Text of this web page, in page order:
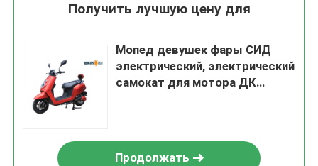
Получить лучшую цену для
Мопед девушек фары СИД
электрический, электрический
самокат для мотора ДК
Продолжать